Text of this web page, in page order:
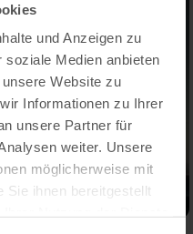
und Anzeigen zu
soziale Medien anbieten
Website zu
Informationen zu Ihrer
unsere Partner für
weiter. Unsere
möglicherweise mit
Sie ihnen bereitgestellt